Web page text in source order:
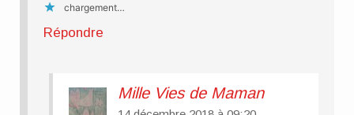
chargement…
Répondre
Mille Vies de Maman